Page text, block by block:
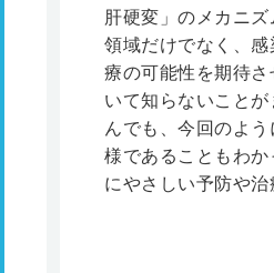
肝硬変」のメカニ
領域だけでなく、
療の可能性を期待
いて知らないこと
んでも、今回のよ
様であることもわ
にやさしい予防や